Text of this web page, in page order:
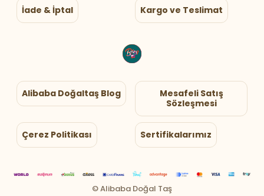
İade & İptal Kargo ve Teslimat
Alibaba Doğaltaş Blog
Mesafeli Satış
Sözleşmesi
Çerez Politikası Sertifikalarımız